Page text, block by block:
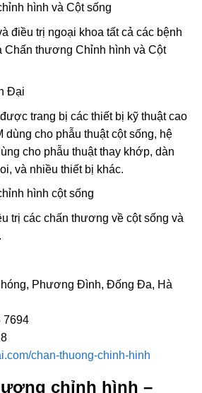
hình và Cột sống
điều trị ngoại khoa tất cả các bệnh
Chấn thương Chỉnh hình và Cột
Đại
trang bị các thiết bị kỹ thuật cao
dùng cho phẫu thuật cột sống, hệ
cho phẫu thuật thay khớp, dàn
và nhiều thiết bị khác.
hình cột sống
trị các chấn thương về cột sống và
Phương Đình, Đống Đa, Hà
7694
chan-thuong-chinh-hinh
chỉnh hình –